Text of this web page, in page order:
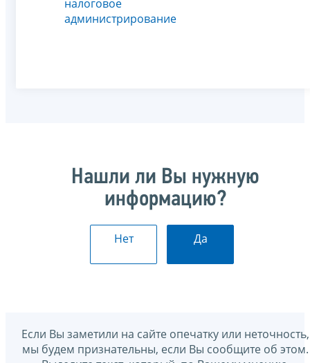
налоговое
администрирование
Нашли ли Вы нужную
информацию?
Нет Да
Если Вы заметили на сайте опечатку или неточность,
мы будем признательны, если Вы сообщите об этом.